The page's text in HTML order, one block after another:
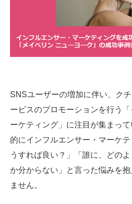
SNSユーザーの増加に伴い、ク
ービスのプロモーションを行う
ーケティング」に注目が集まっ
的にインフルエンサー・マーケ
うすれば良い？」「誰に、どの
か分からない」と言った悩みを
ません。